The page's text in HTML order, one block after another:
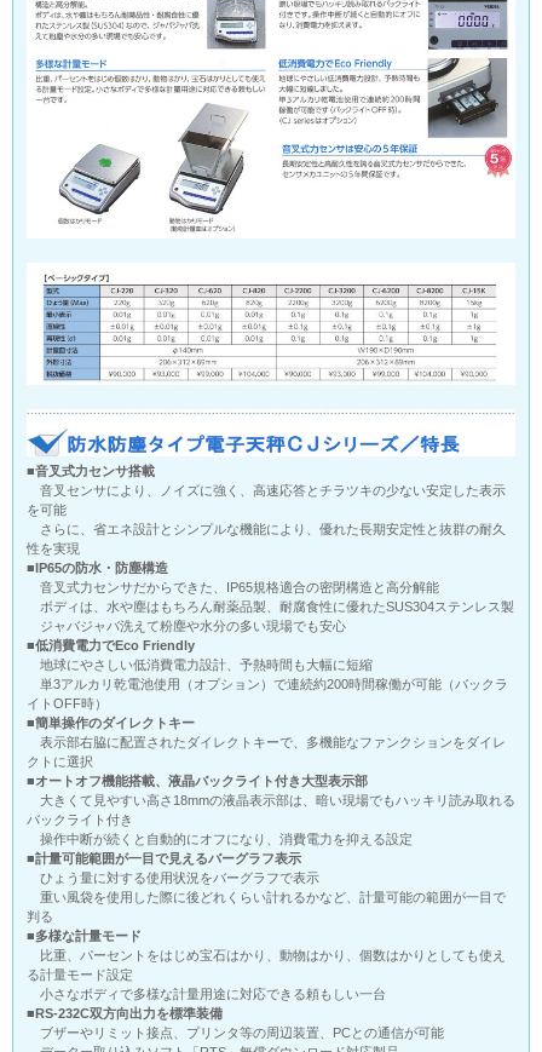
■音叉式力センサ搭載
音叉センサにより、ノイズに強く、高速応答とチラツキの少ない安定した表示
を可能
さらに、省エネ設計とシンプルな機能により、優れた長期安定性と抜群の耐久
性を実現
■IP65の防水・防塵構造
音叉式力センサだからできた、IP65規格適合の密閉構造と高分解能
ボディは、水や塵はもちろん耐薬品製、耐腐食性に優れたSUS304ステンレス製
ジャバジャバ洗えて粉塵や水分の多い現場でも安心
■低消費電力でEco Friendly
地球にやさしい低消費電力設計、予熱時間も大幅に短縮
単3アルカリ乾電池使用（オプション）で連続約200時間稼働が可能（バックラ
イトOFF時）
■簡単操作のダイレクトキー
表示部右脇に配置されたダイレクトキーで、多機能なファンクションをダイレ
クトに選択
■オートオフ機能搭載、液晶バックライト付き大型表示部
大きくて見やすい高さ18mmの液晶表示部は、暗い現場でもハッキリ読み取れる
バックライト付き
操作中断が続くと自動的にオフになり、消費電力を抑える設定
■計量可能範囲が一目で見えるバーグラフ表示
ひょう量に対する使用状況をバーグラフで表示
重い風袋を使用した際に後どれくらい計れるかなど、計量可能の範囲が一目で
判る
■多様な計量モード
比重、パーセントをはじめ宝石はかり、動物はかり、個数はかりとしても使え
る計量モード設定
小さなボディで多様な計量用途に対応できる頼もしい一台
■RS-232C双方向出力を標準装備
ブザーやリミット接点、プリンタ等の周辺装置、PCとの通信が可能